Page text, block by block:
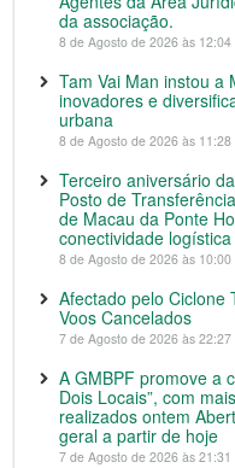
da associação.
8 de Agosto de 2026 às 12:04
Tam Vai Man instou a
inovadores e
urbana
8 de Agosto de 2026 às 11:28
Terceiro aniversário
Posto de
de Macau da Ponte
conectividade
8 de Agosto de 2026 às 10:00
Afectado pelo Ciclone
Voos Cancelados
7 de Agosto de 2026 às 22:27
A GMBPF promove a
Dois Locais”, com
realizados ontem
geral a partir de hoje
7 de Agosto de 2026 às 21:31